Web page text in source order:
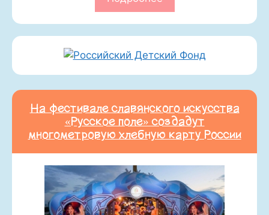
На фестивале славянского искусства
«Русское поле» создадут
многометровую хлебную карту России